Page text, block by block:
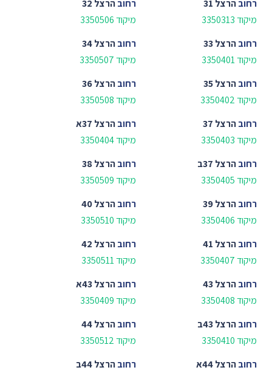
רחובהרצל 31
מיקוד 3350313
רחובהרצל 32
מיקוד 3350506
רחובהרצל 33
מיקוד 3350401
רחובהרצל 34
מיקוד 3350507
רחובהרצל 35
מיקוד 3350402
רחובהרצל 36
מיקוד 3350508
רחובהרצל 37
מיקוד 3350403
רחובהרצל 37א
מיקוד 3350404
רחובהרצל 37ב
מיקוד 3350405
רחובהרצל 38
מיקוד 3350509
רחובהרצל 39
מיקוד 3350406
רחובהרצל 40
מיקוד 3350510
רחובהרצל 41
מיקוד 3350407
רחובהרצל 42
מיקוד 3350511
רחובהרצל 43
מיקוד 3350408
רחובהרצל 43א
מיקוד 3350409
רחובהרצל 43ב
מיקוד 3350410
רחובהרצל 44
מיקוד 3350512
רחובהרצל 44א
רחובהרצל 44ב